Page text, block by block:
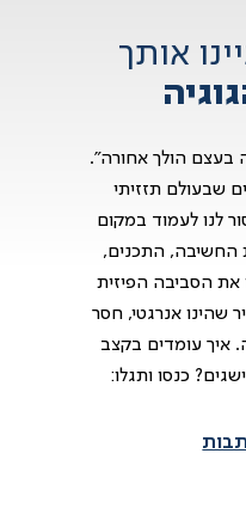
אותך
הולך אחורה”.
שבעולם תזזיתי
לנו לעמוד במקום
החשיבה, התכנים,
את הסביבה הפיזית
שהינו אנרגטי, חסר
איך עומדים בקצב
כנסו ותגלו: